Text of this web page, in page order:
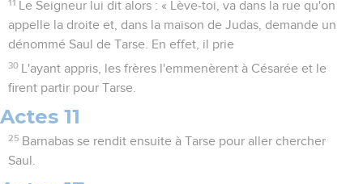
11
Le Seigneur lui dit alors : « Lève-toi, va dans la rue qu'on
appelle la droite et, dans la maison de Judas, demande un
dénommé Saul de Tarse. En effet, il prie
30
L'ayant appris, les frères l'emmenèrent à Césarée et le
firent partir pour Tarse.
Actes 11
25 Barnabas se rendit ensuite à Tarse pour aller chercher
Saul.